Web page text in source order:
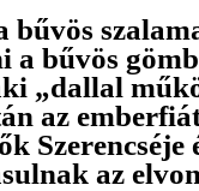
bűvös
a bűvös
„dallal
az
Szerencséje
az